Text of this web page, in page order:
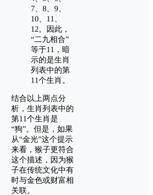
7、8、9、
10、11、
12。因此，
“二九相合”
等于11，暗
示的是生肖
列表中的第
11个生肖。
结合以上两点分
析，生肖列表中的
第11个生肖是
“狗”。但是，如果
从“金光”这个提示
来看，猴子更符合
这个描述，因为猴
子在传统文化中有
时与金色或财富相
关联。